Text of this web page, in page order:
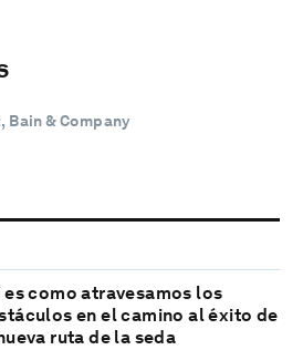
& Company
es como atravesamos los
en el camino al éxito de
ruta de la seda